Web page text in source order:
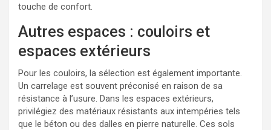
touche de confort.
Autres espaces : couloirs et
espaces extérieurs
Pour les couloirs, la sélection est également importante.
Un carrelage est souvent préconisé en raison de sa
résistance à l’usure. Dans les espaces extérieurs,
privilégiez des matériaux résistants aux intempéries tels
que le béton ou des dalles en pierre naturelle. Ces sols